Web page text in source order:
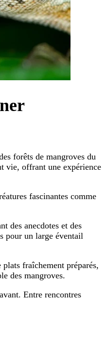
forêts de mangroves du
vie, offrant une expérience
fascinantes comme
des anecdotes et des
pour un large éventail
fraîchement préparés,
des mangroves.
Entre rencontres